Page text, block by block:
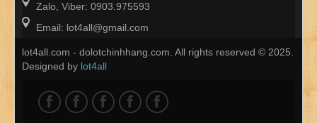
Zalo, Viber: 0903.975593
Email: lot4all@gmail.com
lot4all.com - dolotchinhhang.com. All rights reserved © 2025.
Designed by lot4all